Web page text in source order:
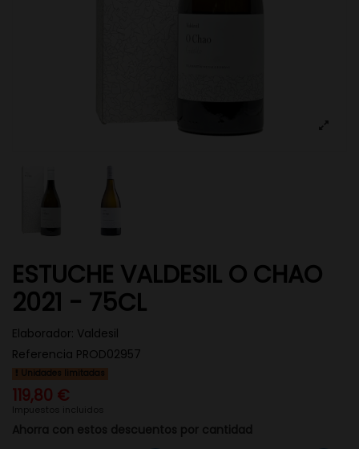
ESTUCHE VALDESIL O CHAO
2021 - 75CL
Elaborador: Valdesil
Referencia PROD02957
Unidades limitadas
119,80 €
Impuestos incluidos
Ahorra con estos descuentos por cantidad